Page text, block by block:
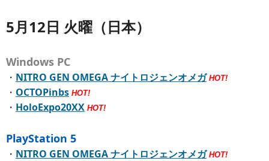
5月12日 火曜（日本）
Windows PC
・ NITRO GEN OMEGA ナイトロジェンオメガ HOT!
・ OCTOPinbs HOT!
・ HoloExpo20XX HOT!
PlayStation 5
・ NITRO GEN OMEGA ナイトロジェンオメガ HOT!